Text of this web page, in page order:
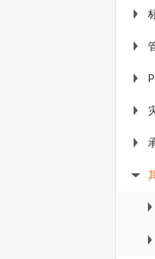
▶
▶
▶
▶
▶
▶
▶
▶